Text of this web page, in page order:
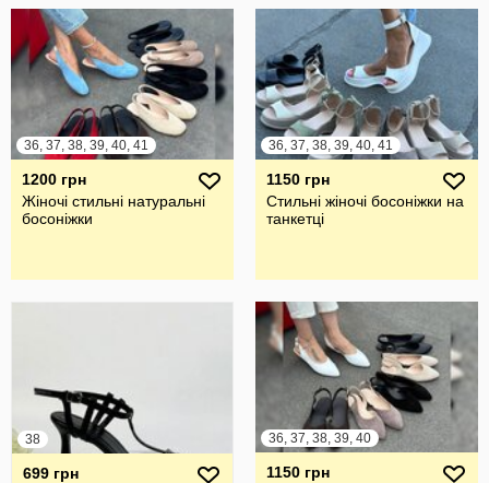
36, 37, 38, 39, 40, 41
1200 грн
Жіночі стильні натуральні
босоніжки
36, 37, 38, 39, 40, 41
1150 грн
Стильні жіночі босоніжки на
танкетці
38
699 грн
36, 37, 38, 39, 40
1150 грн